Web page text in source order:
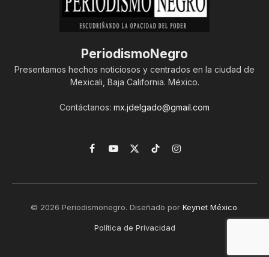
PeriodismoNegro
Presentamos hechos noticiosos y centrados en la ciudad de
Mexicali, Baja California. México.
Contáctanos: mx.jdelgado@gmail.com
Facebook
YouTube
X
TikTokInstagram
© 2026 Periodismonegro. Diseñado por Keynet México.
Política de Privacidad